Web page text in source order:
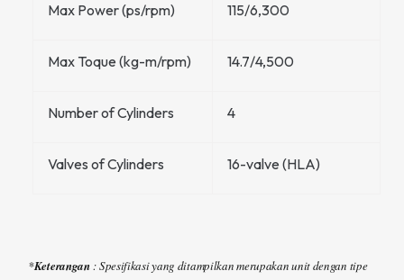
Max Power (ps/rpm) 115/6,300
Max Toque (kg-m/rpm) 14.7/4,500
Number of Cylinders 4
Valves of Cylinders 16-valve (HLA)
*Keterangan: Spesifikasi yang ditampilkan merupakan unit dengan tipe